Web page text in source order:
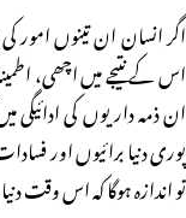
اگر انسان ان تینوں امور
اس کے نتیجے میں اچھی،
ان ذمہ داریوں کی
پوری دنیا برائیوں اور
تو اندازہ ہوگا کہ اس وقت